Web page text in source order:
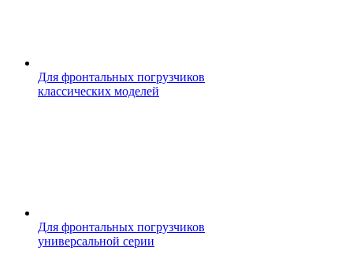
Для фронтальных погрузчиков
классических моделей
Для фронтальных погрузчиков
универсальной серии